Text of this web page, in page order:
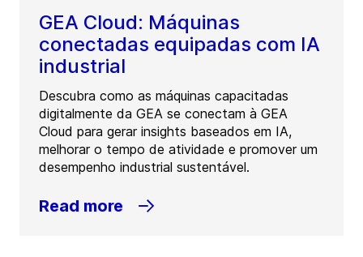
GEA Cloud: Máquinas
conectadas equipadas com IA
industrial
Descubra como as máquinas capacitadas
digitalmente da GEA se conectam à GEA
Cloud para gerar insights baseados em IA,
melhorar o tempo de atividade e promover um
desempenho industrial sustentável.
Read more